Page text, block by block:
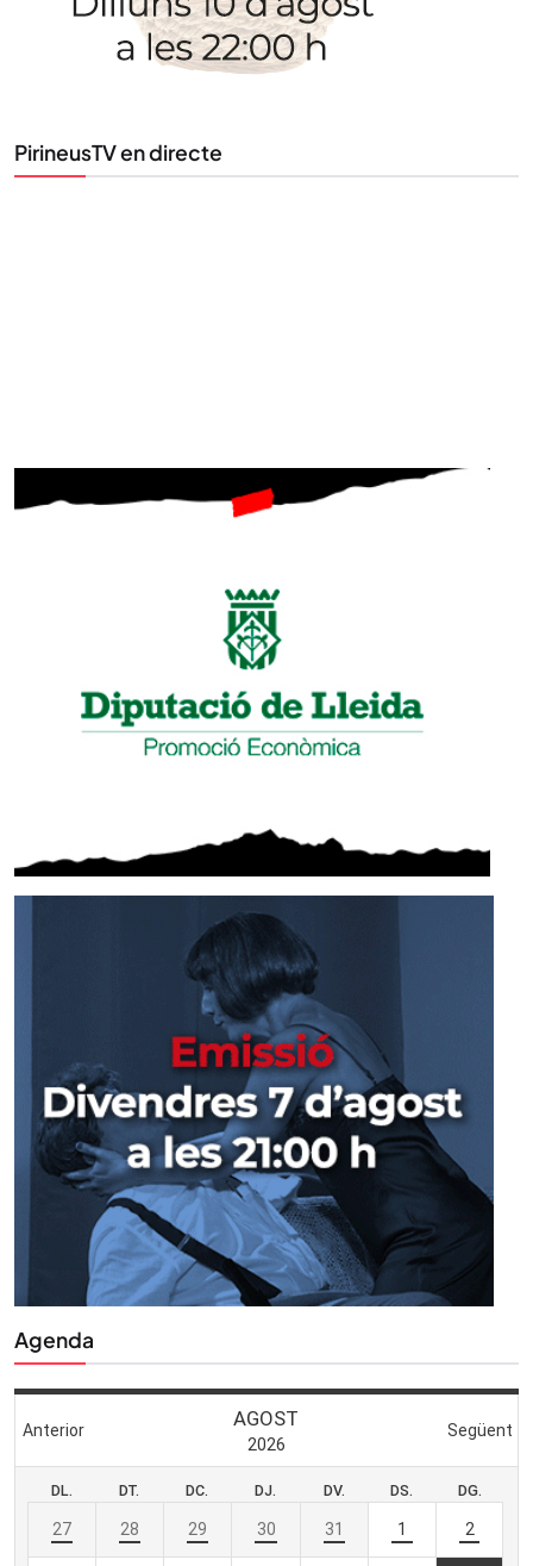
PirineusTV en directe
Agenda
al teu correu. Subscriu-te al nostre butlletí i segueix
la informació que importa.